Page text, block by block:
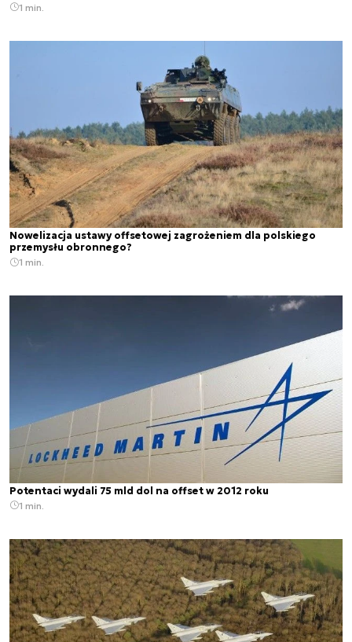
1 min.
Nowelizacja ustawy offsetowej zagrożeniem dla polskiego
przemysłu obronnego?
1 min.
Potentaci wydali 75 mld dol na offset w 2012 roku
1 min.